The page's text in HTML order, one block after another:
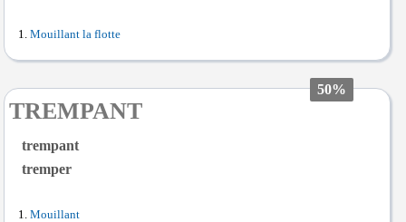
Mouillant la flotte
50%
TREMPANT
trempant
tremper
Mouillant